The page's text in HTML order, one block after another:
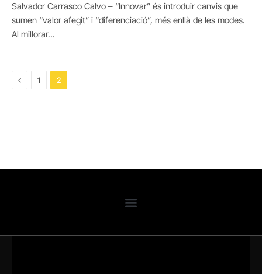
Salvador Carrasco Calvo – “Innovar” és introduir canvis que
sumen “valor afegit” i “diferenciació”, més enllà de les modes.
Al millorar…
Previous
1 2